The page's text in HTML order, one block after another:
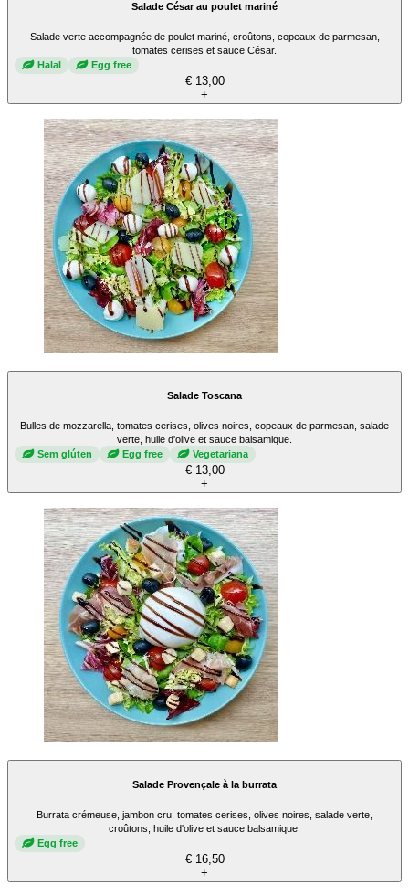
Salade César au poulet mariné
Salade verte accompagnée de poulet mariné, croûtons, copeaux de parmesan,
tomates cerises et sauce César.
Halal
Egg free
€ 13,00
+
Salade Toscana
Bulles de mozzarella, tomates cerises, olives noires, copeaux de parmesan, salade
verte, huile d'olive et sauce balsamique.
Sem glúten
Egg free Vegetariana
€ 13,00
+
Salade Provençale à la burrata
Burrata crémeuse, jambon cru, tomates cerises, olives noires, salade verte,
croûtons, huile d'olive et sauce balsamique.
Egg free
€ 16,50
+